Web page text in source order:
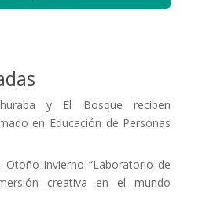
y El Bosque reciben
en Educación de Personas
Otoño-Invierno “Laboratorio de
creativa en el mundo